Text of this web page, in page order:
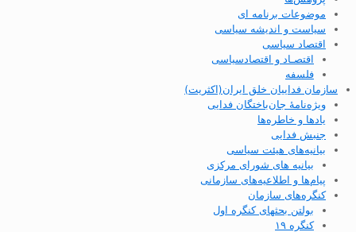
موضوعات برنامه ای
سیاست و اندیشه سیاسی
اقتصاد سیاسی
اقتصـاد و اقتصاد‌سیاسی
فلسفه
سازمان فداییان خلق ایران(اکثریت)
ویژه‌نامهٔ جان‌باختگان فدایی
یادها و خاطره‌ها
جنبش فدایی
بیانیه‌های هیئت سیاسی
بیانیه های شورای مرکزی
پیام‌ها و اطلاعیه‌های سازمانی
کنگره‌های سازمان
بولتن بحثهای کنگره اول
کنگره ۱۹